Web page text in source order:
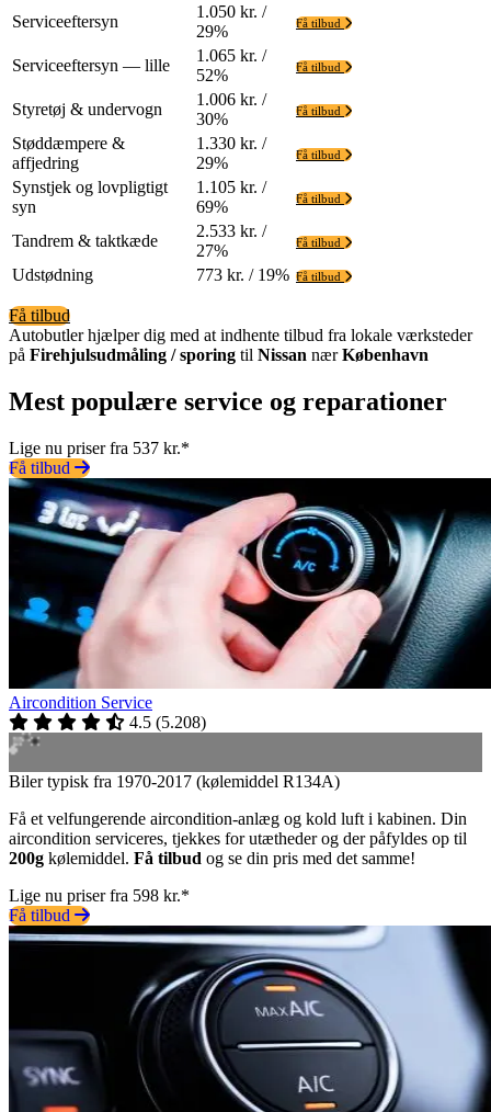
Serviceeftersyn
1.050 kr. /
29%
Få tilbud
Serviceeftersyn — lille
1.065 kr. /
52%
Få tilbud
Styretøj & undervogn
1.006 kr. /
30%
Få tilbud
Støddæmpere &
affjedring
1.330 kr. /
29%
Få tilbud
Synstjek og lovpligtigt
syn
1.105 kr. /
69%
Få tilbud
Tandrem & taktkæde
2.533 kr. /
27%
Få tilbud
Udstødning 773 kr. / 19% Få tilbud
Få tilbud
Autobutler hjælper dig med at indhente tilbud fra lokale værksteder
på Firehjulsudmåling / sporing til Nissan nærKøbenhavn
Mest populære service og reparationer
Lige nu priser fra 537 kr.*
Få tilbud
Aircondition Service
4.5 (5.208)
Biler typisk fra 1970-2017 (kølemiddel R134A)
Få et velfungerende aircondition-anlæg og kold luft i kabinen. Din
aircondition serviceres, tjekkes for utætheder og der påfyldes op til
200g kølemiddel. Få tilbud og se din pris med det samme!
Lige nu priser fra 598 kr.*
Få tilbud